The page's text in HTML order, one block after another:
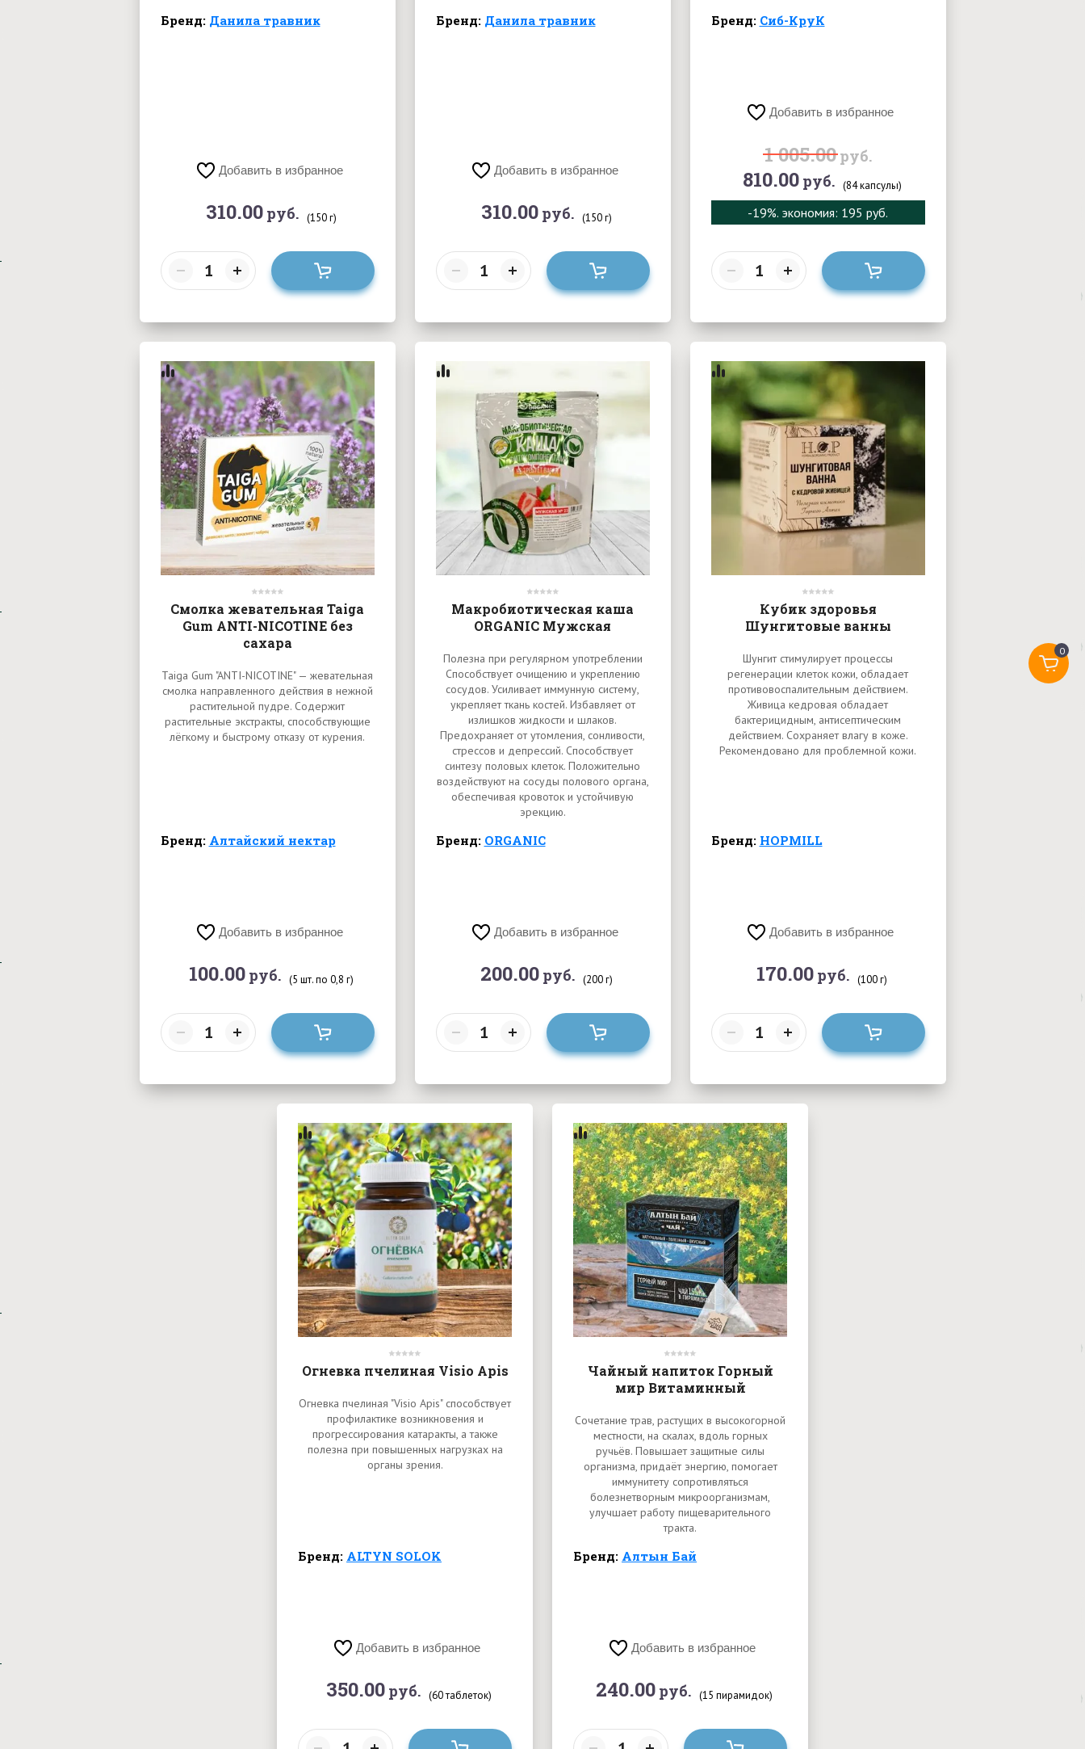
Бренд: Данила травник
Добавить в избранное
310.00 руб. (150 г)
Бренд: Данила травник
Добавить в избранное
310.00 руб. (150 г)
Бренд: Сиб-КруК
Добавить в избранное
1 005.00руб.
810.00руб. (84 капсулы)
-19%. экономия: 195 руб.
Смолка жевательная Taiga
Gum ANTI-NICOTINE без
сахара
Taiga Gum "ANTI-NICOTINE" — жевательная
смолка направленного действия в нежной
растительной пудре. Содержит
растительные экстракты, способствующие
лёгкому и быстрому отказу от курения.
Бренд: Алтайский нектар
Добавить в избранное
100.00 руб. (5 шт. по 0,8 г)
Макробиотическая каша
ORGANIC Мужская
Полезна при регулярном употреблении
Способствует очищению и укреплению
сосудов. Усиливает иммунную систему,
укрепляет ткань костей. Избавляет от
излишков жидкости и шлаков.
Предохраняет от утомления, сонливости,
стрессов и депрессий. Способствует
синтезу половых клеток. Положительно
воздействуют на сосуды полового органа,
обеспечивая кровоток и устойчивую
эрекцию.
Бренд: ORGANIC
Добавить в избранное
200.00 руб. (200 г)
Кубик здоровья
Шунгитовые ванны
Шунгит стимулирует процессы
регенерации клеток кожи, обладает
противовоспалительным действием.
Живица кедровая обладает
бактерицидным, антисептическим
действием. Сохраняет влагу в коже.
Рекомендовано для проблемной кожи.
Бренд: HOPMILL
Добавить в избранное
170.00 руб. (100 г)
Огневка пчелиная Visio Apis
Огневка пчелиная "Visio Apis" способствует
профилактике возникновения и
прогрессирования катаракты, а также
полезна при повышенных нагрузках на
органы зрения.
Бренд: ALTYN SOLOK
Добавить в избранное
350.00 руб. (60 таблеток)
Чайный напиток Горный
мир Витаминный
Сочетание трав, растущих в высокогорной
местности, на скалах, вдоль горных
ручьёв. Повышает защитные силы
организма, придаёт энергию, помогает
иммунитету сопротивляться
болезнетворным микроорганизмам,
улучшает работу пищеварительного
тракта.
Бренд: Алтын Бай
Добавить в избранное
240.00 руб. (15 пирамидок)
0